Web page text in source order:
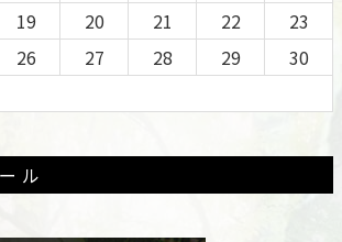
19 20 21 22
23
26 27 28 29
30
ル